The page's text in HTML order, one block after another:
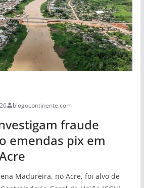
blogocontinente.com
fraude
emendas pix em
Madureira, no Acre, foi alvo de